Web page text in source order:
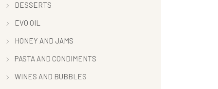
DESSERTS
EVO OIL
HONEY AND JAMS
PASTA AND CONDIMENTS
WINES AND BUBBLES